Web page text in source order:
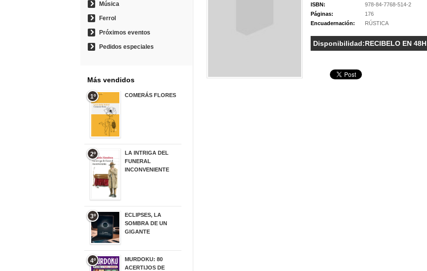
ISBN:
978-84-7768-514-2
Páginas:
176
Encuadernación:
RÚSTICA
Disponibilidad:RECIBELO EN 48H
Música
Ferrol
Próximos eventos
Pedidos especiales
Más vendidos
1º COMERÁS FLORES
2º
LA INTRIGA DEL
FUNERAL
INCONVENIENTE
3º
ECLIPSES, LA
SOMBRA DE UN
GIGANTE
4º
MURDOKU: 80
ACERTIJOS DE